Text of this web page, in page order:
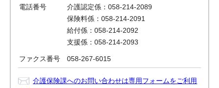
電話番号
介護認定係：058-214-2089
保険料係：058-214-2091
給付係：058-214-2092
支援係：058-214-2093
ファクス番号 058-267-6015
介護保険課へのお問い合わせは専用フォームをご利用